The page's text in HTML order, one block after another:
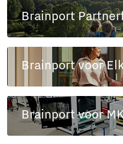
Brainport
Brainport voor
Brainport voor